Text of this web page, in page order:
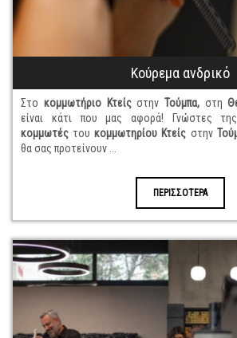
Κούρεμα ανδρικό
Στο κομμωτήριο Κτείς στην Τούμπα, στη
είναι κάτι που μας αφορά! Γνώστες
κομμωτές τουκομμωτηρίου Κτείς στην
θα σας προτείνουν ...
ΠΕΡΙΣΣΟΤΕΡΑ